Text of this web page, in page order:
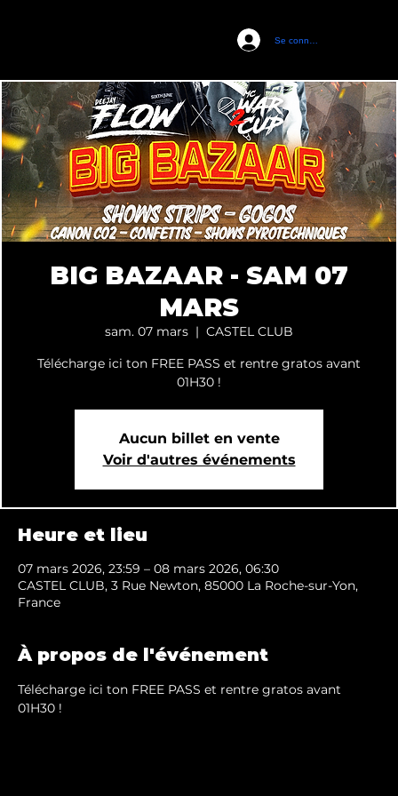
Se connecter
BIG BAZAAR - SAM 07
MARS
sam. 07 mars
  |
CASTEL CLUB
Télécharge ici ton FREE PASS et rentre gratos avant
01H30 !
Aucun billet en vente
Voir d'autres événements
Heure et lieu
07 mars 2026, 23:59 – 08 mars 2026, 06:30
CASTEL CLUB, 3 Rue Newton, 85000 La Roche-sur-Yon,
France
À propos de l'événement
Télécharge ici ton FREE PASS et rentre gratos avant
01H30 !